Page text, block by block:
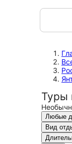
Туры
Любые
Вид